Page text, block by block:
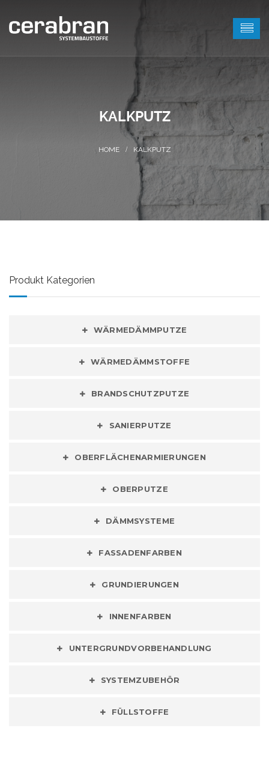
KALKPUTZ
KALKPUTZ
Produkt Kategorien
WÄRMEDÄMMPUTZE
WÄRMEDÄMMSTOFFE
BRANDSCHUTZPUTZE
SANIERPUTZE
OBERFLÄCHENARMIERUNGEN
OBERPUTZE
DÄMMSYSTEME
FASSADENFARBEN
GRUNDIERUNGEN
INNENFARBEN
UNTERGRUNDVORBEHANDLUNG
SYSTEMZUBEHÖR
FÜLLSTOFFE